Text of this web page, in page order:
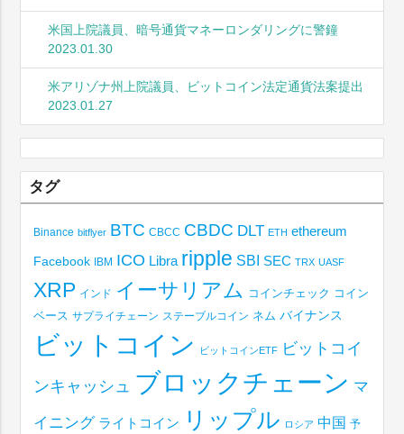
米国上院議員、暗号通貨マネーロンダリングに警鐘
2023.01.30
米アリゾナ州上院議員、ビットコイン法定通貨法案提出
2023.01.27
タグ
Binance bitflyer BTC CBCC CBDC DLT ETH ethereum
Facebook IBM ICO Libra ripple SBI SEC TRX UASF
XRP インド イーサリアム コインチェック コイン
ベース サプライチェーン ステーブルコイン ネム バイナンス
ビットコイン ビットコインETF ビットコイ
ンキャッシュ ブロックチェーン マ
イニング ライトコイン リップル ロシア 中国 予